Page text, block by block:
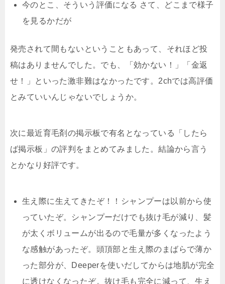
今のとこ、そういう評価になる さて、どこまで様子
を見るかだが
発売されて間もないということもあって、それほど投
稿はありませんでした。でも、「効かない！」「金返
せ！」といった激非難はなかったです。2chでは高評価
とみていいんじゃないでしょうか。
次に最近育毛剤の掲示板で有名となっている「したら
ば掲示板」の評判をまとめてみました。結論から言う
とかなり好評です。
生え際に生えてきたぞ！！シャンプーは以前から使
っていたぞ。シャンプーだけでも抜け毛が減り、髪
が太くボリュームが出るので毛量が多くなったよう
な感触があったぞ。頭頂部と生え際のまばらで薄か
った部分が、 Deeperを使いだしてからは地肌が完全
に透けなくなったぞ。抜け毛も完全に減って、生え